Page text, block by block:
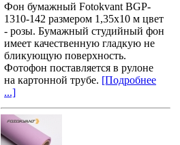
Фон бумажный Fotokvant BGP-
1310-142 размером 1,35х10 м цвет
- розы. Бумажный студийный фон
имеет качественную гладкую не
бликующую поверхность.
Фотофон поставляется в рулоне
на картонной трубе. [Подробнее
...]